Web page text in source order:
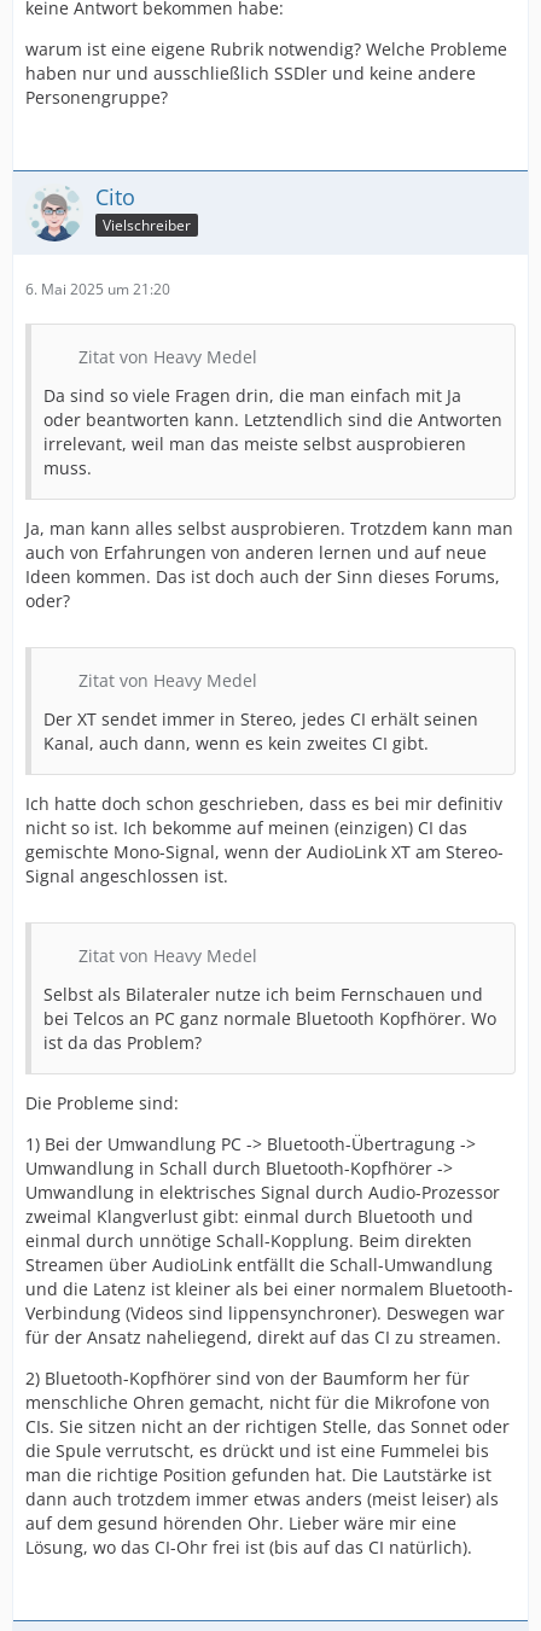
keine Antwort bekommen habe:
warum ist eine eigene Rubrik notwendig? Welche Probleme
haben nur und ausschließlich SSDler und keine andere
Personengruppe?
Cito
Vielschreiber
6. Mai 2025 um 21:20
Zitat von Heavy Medel
Da sind so viele Fragen drin, die man einfach mit Ja
oder beantworten kann. Letztendlich sind die Antworten
irrelevant, weil man das meiste selbst ausprobieren
muss.
Ja, man kann alles selbst ausprobieren. Trotzdem kann man
auch von Erfahrungen von anderen lernen und auf neue
Ideen kommen. Das ist doch auch der Sinn dieses Forums,
oder?
Zitat von Heavy Medel
Der XT sendet immer in Stereo, jedes CI erhält seinen
Kanal, auch dann, wenn es kein zweites CI gibt.
Ich hatte doch schon geschrieben, dass es bei mir definitiv
nicht so ist. Ich bekomme auf meinen (einzigen) CI das
gemischte Mono-Signal, wenn der AudioLink XT am Stereo-
Signal angeschlossen ist.
Zitat von Heavy Medel
Selbst als Bilateraler nutze ich beim Fernschauen und
bei Telcos an PC ganz normale Bluetooth Kopfhörer. Wo
ist da das Problem?
Die Probleme sind:
1) Bei der Umwandlung PC -> Bluetooth-Übertragung ->
Umwandlung in Schall durch Bluetooth-Kopfhörer ->
Umwandlung in elektrisches Signal durch Audio-Prozessor
zweimal Klangverlust gibt: einmal durch Bluetooth und
einmal durch unnötige Schall-Kopplung. Beim direkten
Streamen über AudioLink entfällt die Schall-Umwandlung
und die Latenz ist kleiner als bei einer normalem Bluetooth-
Verbindung (Videos sind lippensynchroner). Deswegen war
für der Ansatz naheliegend, direkt auf das CI zu streamen.
2) Bluetooth-Kopfhörer sind von der Baumform her für
menschliche Ohren gemacht, nicht für die Mikrofone von
CIs. Sie sitzen nicht an der richtigen Stelle, das Sonnet oder
die Spule verrutscht, es drückt und ist eine Fummelei bis
man die richtige Position gefunden hat. Die Lautstärke ist
dann auch trotzdem immer etwas anders (meist leiser) als
auf dem gesund hörenden Ohr. Lieber wäre mir eine
Lösung, wo das CI-Ohr frei ist (bis auf das CI natürlich).